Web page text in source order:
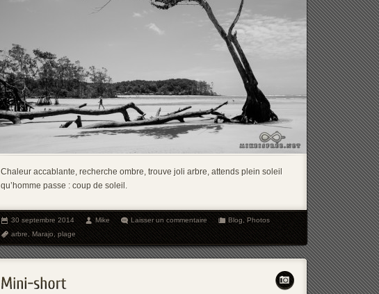
Chaleur accablante, recherche ombre, trouve joli arbre, attends plein soleil
qu’homme passe : coup de soleil.
30 septembre 2014 Mike Laisser un commentaire Blog,Photos
arbre,Marajo,plage